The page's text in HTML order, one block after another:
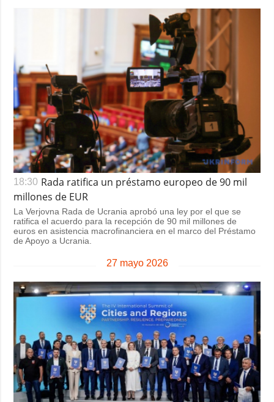
18:30 Rada ratifica un préstamo europeo de 90 mil
millones de EUR
La Verjovna Rada de Ucrania aprobó una ley por el que se
ratifica el acuerdo para la recepción de 90 mil millones de
euros en asistencia macrofinanciera en el marco del Préstamo
de Apoyo a Ucrania.
27 mayo 2026